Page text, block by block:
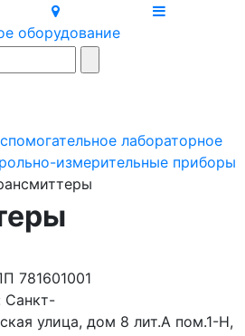
оборудование
лабораторное
измерительные приборы
781601001
Санкт-
улица, дом 8 лит.А пом.1-Н,